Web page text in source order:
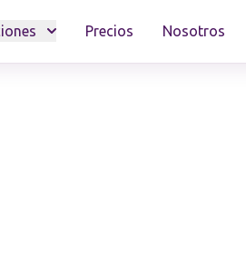
Precios Nosotros